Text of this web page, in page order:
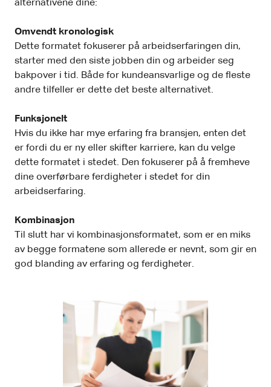
alternativene dine:
Omvendt kronologisk
Dette formatet fokuserer på arbeidserfaringen din,
starter med den siste jobben din og arbeider seg
bakpover i tid. Både for kundeansvarlige og de fleste
andre tilfeller er dette det beste alternativet.
Funksjonelt
Hvis du ikke har mye erfaring fra bransjen, enten det
er fordi du er ny eller skifter karriere, kan du velge
dette formatet i stedet. Den fokuserer på å fremheve
dine overførbare ferdigheter i stedet for din
arbeidserfaring.
Kombinasjon
Til slutt har vi kombinasjonsformatet, som er en miks
av begge formatene som allerede er nevnt, som gir en
god blanding av erfaring og ferdigheter.